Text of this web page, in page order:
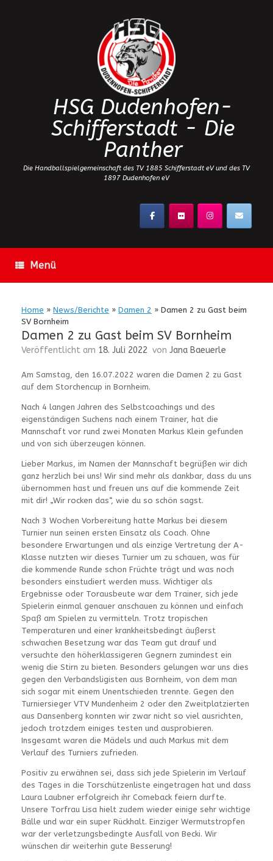
HSG Dudenhofen-
Schifferstadt - Die
Panther
Die Handballspielgemeinschaft des TV 1885 Schifferstadt eV und des TV
1897 Dudenhofen eV
Menü
Home » News/Berichte » Damen 2 » Damen 2 zu Gast beim
SV Bornheim
Damen 2 zu Gast beim SV Bornheim
Veröffentlicht am 18. Juli 2022 von Jana Baeuerle
Am Samstag, den 16.07.2022 waren die Damen 2 zu Gast
auf dem Storchencup in Bornheim.
Nach 4 langen Jahren des Selbstcoachings und des
eigenständigen Suchens nach einem Trainer, hat die
Mannschaft vor rund zwei Monaten Markus Klein gefunden
und von sich überzeugen können.
Lieber Markus, im Namen der Mannschaft begrüßen wir dich
ganz herzlich bei uns! Wir sind mehr als dankbar, dass du uns
übernommen hast und freuen uns auf die kommende Zeit
mit dir! „Wir rocken das“, wie du so schön sagst.
Nach 3 Wochen Vorbereitung hatte Markus bei diesem
Turnier nun seinen ersten Einsatz als Coach. Ohne
besondere Erwartungen und als einzige Vertretung der A-
Klasse nutzten wir dieses Turnier um zu schauen, was für
die kommende Runde schon Früchte trägt und was noch
besonders einstudiert werden muss. Wichtiger als
Ergebnisse oder Torausbeute war dem Trainer, sich jede
Spielerin einmal genauer anschauen zu können und einfach
Spaß am Spielen zu vermitteln. Trotz tropischen
Temperaturen und einer krankheitsbedingt äußerst
schwachen Besetzung war das Team gut drauf und
versuchte den höherklassigeren Gegnern zumindest ein
wenig die Stirn zu bieten. Besonders gelungen war uns dies
gegen den Verbandsligisten aus Bornheim, von dem man
sich sogar mit einem Unentschieden trennte. Gegen den
Turniersieger VTV Mundenheim 2 oder den Zweitplatzierten
aus Dansenberg konnten wir zwar nicht so viel ausrichten,
jedoch trotzdem einiges testen und ausprobieren.
Insgesamt waren die Mädels und auch Markus mit dem
Verlauf des Turniers zufrieden.
Positiv zu erwähnen sei, dass sich jede Spielerin im Verlauf
des Tages in die Torschützenliste eingetragen hat und dass
Laura Laubner erfolgreich ihr Comeback feiern durfte.
Unsere Torfrau Lisa hielt zudem wieder einige sehr wichtige
Bälle und war ein super Rückhalt. Einziger Wermutstropfen
war der verletzungsbedingte Ausfall von Becki. Wir
wünschen dir weiterhin gute Besserung!